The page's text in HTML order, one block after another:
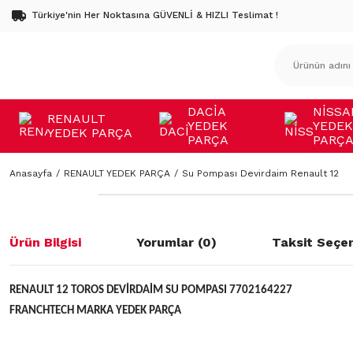
Türkiye'nin Her Noktasına GÜVENLİ & HIZLI Teslimat !
RENAULT
YEDEK PARÇA
DACİA
YEDEK
PARÇA
YEDEK
PARÇA
Anasayfa RENAULT YEDEK PARÇA Su Pompası Devirdaim Renault 12
Ürün Bilgisi Yorumlar (0) Taksit
RENAULT 12 TOROS DEVİRDAİM SU POMPASI 7702164227
FRANCHTECH MARKA YEDEK PARÇA